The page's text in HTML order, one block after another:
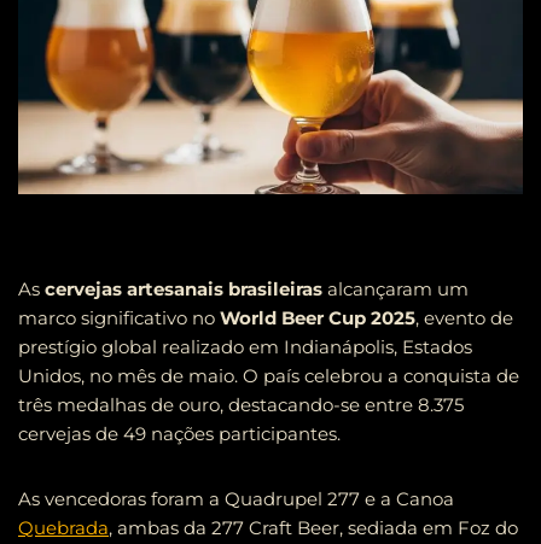
As cervejas artesanais brasileiras alcançaram um
marco significativo no World Beer Cup 2025, evento de
prestígio global realizado em Indianápolis, Estados
Unidos, no mês de maio. O país celebrou a conquista de
três medalhas de ouro, destacando-se entre 8.375
cervejas de 49 nações participantes.
As vencedoras foram a Quadrupel 277 e a Canoa
Quebrada, ambas da 277 Craft Beer, sediada em Foz do